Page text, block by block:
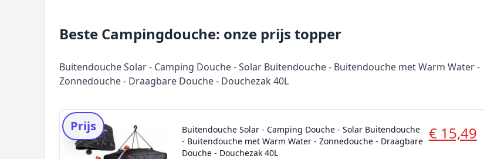
Beste Campingdouche: onze prijs topper
Buitendouche Solar - Camping Douche - Solar Buitendouche - Buitendouche met Warm Water -
Zonnedouche - Draagbare Douche - Douchezak 40L
Prijs
Buitendouche Solar - Camping Douche - Solar Buitendouche
- Buitendouche met Warm Water - Zonnedouche - Draagbare
Douche - Douchezak 40L
€ 15,49